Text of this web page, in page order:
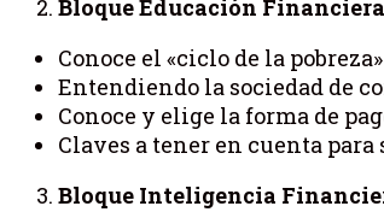
Bloque Educación Financiera
Conoce el «ciclo de la
Entendiendo la sociedad de
Conoce y elige la forma de
Claves a tener en cuenta
Bloque Inteligencia